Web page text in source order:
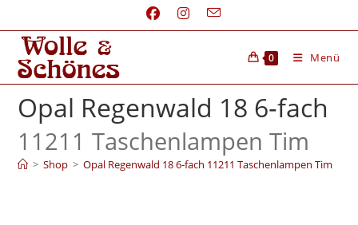
0 Menü
Opal Regenwald 18 6‑fach
11211 Taschenlampen Tim
> Shop > Opal Regenwald 18 6‑fach 11211 Taschenlampen Tim